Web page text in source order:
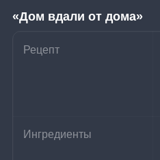
«Дом вдали от дома»
Рецепт
Ингредиенты